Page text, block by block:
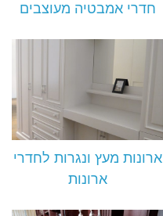
חדרי אמבטיה מעוצבים
ארונות מעץ ונגרות לחדרי
ארונות